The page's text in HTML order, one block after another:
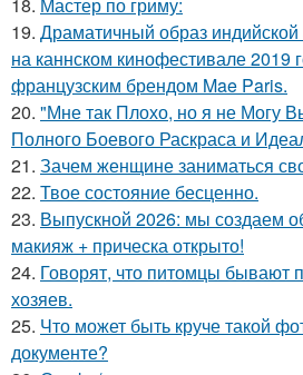
19. Драматичный образ
на каннском кинофестивале 2019
французским брендом Mae Paris.
20. "Мне так Плохо, но я не Могу
Полного Боевого Раскраса и
21. Зачем женщине заниматься
22. Твое состояние бесценно.
23. Выпускной 2026: мы создаем
макияж + прическа открыто!
24. Говорят, что питомцы бывают
хозяев.
25. Что может быть круче такой
документе?